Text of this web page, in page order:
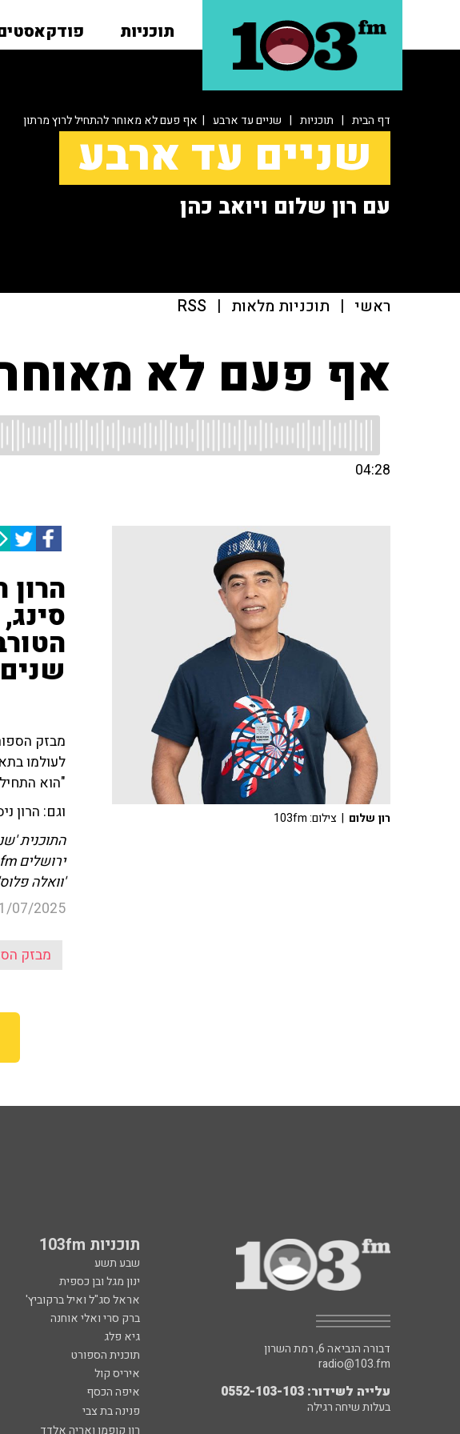
תוכניות
דף הבית | תוכניות | שניים עד ארבע | אף פעם לא מאוחר להתחיל לרוץ מרתון
שניים עד ארבע
עם רון שלום ויואב כהן
ראשי | תוכניות מלאות |
RSS
אף פעם לא מאוחר
04:28
מבזק
"הוא התחיל לרוץ מרתון רק
וגם: הרון
'וואלה
07/2025
מבזק
רון שלום | צילום: 103fm
תוכניות 103fm
שבע תשע
ינון מגל ובן כספית
אראל סג"ל ואיל ברקוביץ'
ברק סרי ואלי אוחנה
גיא פלג
תוכנית הספורט
איריס קול
איפה הכסף
פנינה בת צבי
רון קופמן ואריה אלדד
דבורה הנביאה 6, רמת השרון
radio@103.fm
עלייה לשידור: 0552-103-103
בעלות שיחה רגילה